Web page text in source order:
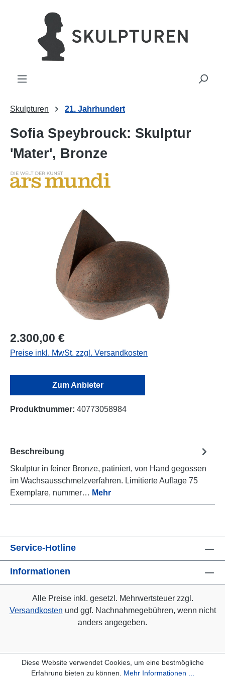
springen
Skulpturen 21. Jahrhundert
Sofia Speybrouck: Skulptur
'Mater', Bronze
Bildergalerie überspringen
2.300,00 €
Preise inkl. MwSt. zzgl. Versandkosten
Zum Anbieter
Produktnummer: 40773058984
Beschreibung
Skulptur in feiner Bronze, patiniert, von Hand gegossen
im Wachsausschmelzverfahren. Limitierte Auflage 75
Exemplare, nummer… Mehr
Service-Hotline
Informationen
Alle Preise inkl. gesetzl. Mehrwertsteuer zzgl.
Versandkosten und ggf. Nachnahmegebühren, wenn nicht
anders angegeben.
Diese Website verwendet Cookies, um eine bestmögliche
Erfahrung bieten zu können. Mehr Informationen ...